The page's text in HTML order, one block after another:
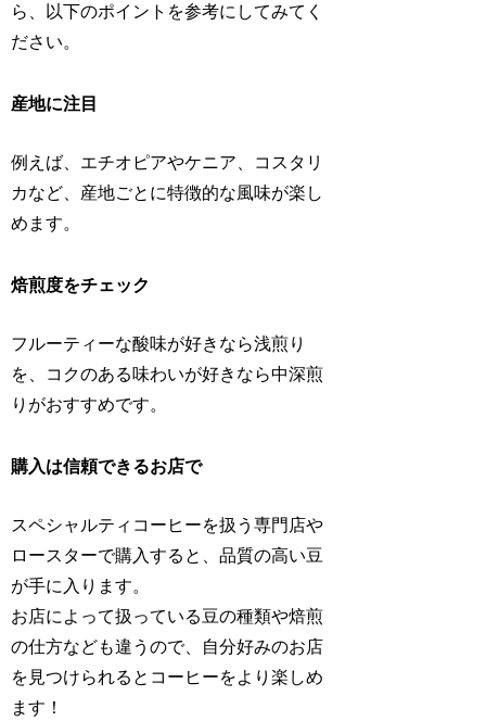
ら、以下のポイントを参考にしてみてく
ださい。
産地に注目
例えば、エチオピアやケニア、コスタリ
カなど、産地ごとに特徴的な風味が楽し
めます。
焙煎度をチェック
フルーティーな酸味が好きなら浅煎り
を、コクのある味わいが好きなら中深煎
りがおすすめです。
購入は信頼できるお店で
スペシャルティコーヒーを扱う専門店や
ロースターで購入すると、品質の高い豆
が手に入ります。
お店によって扱っている豆の種類や焙煎
の仕方なども違うので、自分好みのお店
を見つけられるとコーヒーをより楽しめ
ます！